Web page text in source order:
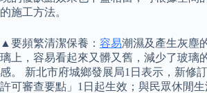
的施工方法。
▲要頻繁清潔保養： 容易潮濕及產生灰塵
璃上，容易看起來又髒又舊，減少了玻璃
感。 新北市府城鄉發展局1日表示，新修
許可審查要點」1日起生效；與民眾休閒